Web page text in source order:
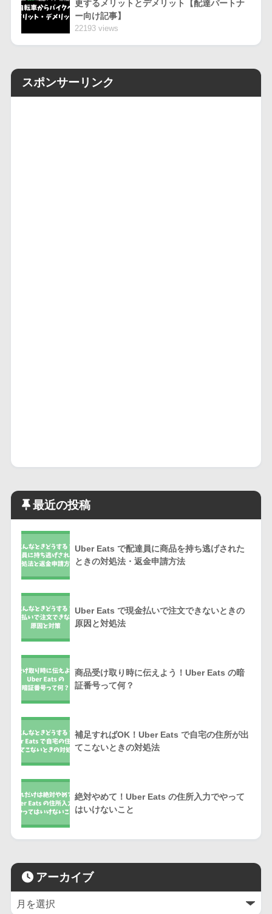
更するメリットとデメリット【配達パートナ
ー向け記事】
22193 views
スポンサーリンク
最近の投稿
Uber Eats で配達員に商品を持ち逃げされた
ときの対処法・返金申請方法
Uber Eats で現金払いで注文できないときの
原因と対処法
商品受け取り時に伝えよう！Uber Eats の暗
証番号って何？
補足すればOK！Uber Eats で自宅の住所が出
てこないときの対処法
絶対やめて！Uber Eats の住所入力でやって
はいけないこと
アーカイブ